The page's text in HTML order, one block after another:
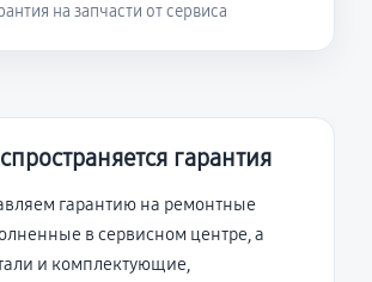
на запчасти от сервиса
гарантия
гарантию на ремонтные
в сервисном центре, а
и комплектующие,